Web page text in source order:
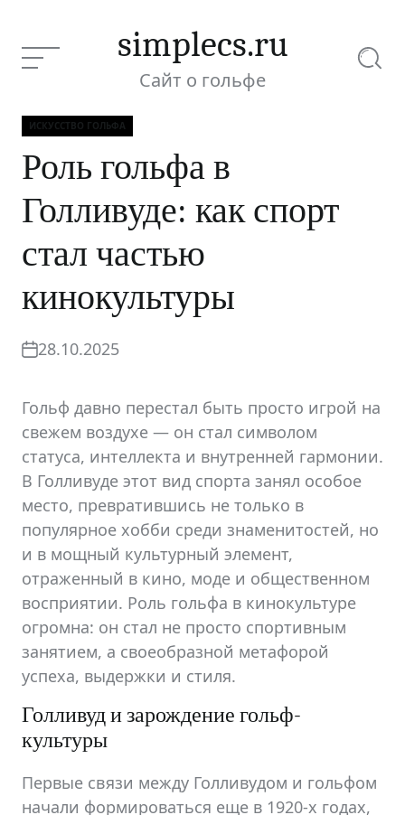
содержимому
Меню
simplecs.ru
Сайт о гольфе Поиск
Голливуде: как
частью
кинокультуры
Рубрики
ИСКУССТВО ГОЛЬФА
Роль гольфа в
Голливуде: как спорт
стал частью
кинокультуры
28.10.2025
Гольф давно перестал быть просто игрой на
свежем воздухе — он стал символом
статуса, интеллекта и внутренней гармонии.
В Голливуде этот вид спорта занял особое
место, превратившись не только в
популярное хобби среди знаменитостей, но
и в мощный культурный элемент,
отраженный в кино, моде и общественном
восприятии. Роль гольфа в кинокультуре
огромна: он стал не просто спортивным
занятием, а своеобразной метафорой
успеха, выдержки и стиля.
Голливуд и зарождение гольф-
культуры
Первые связи между Голливудом и гольфом
начали формироваться еще в 1920-х годах,